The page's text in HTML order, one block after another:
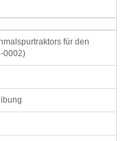
für den
0002)